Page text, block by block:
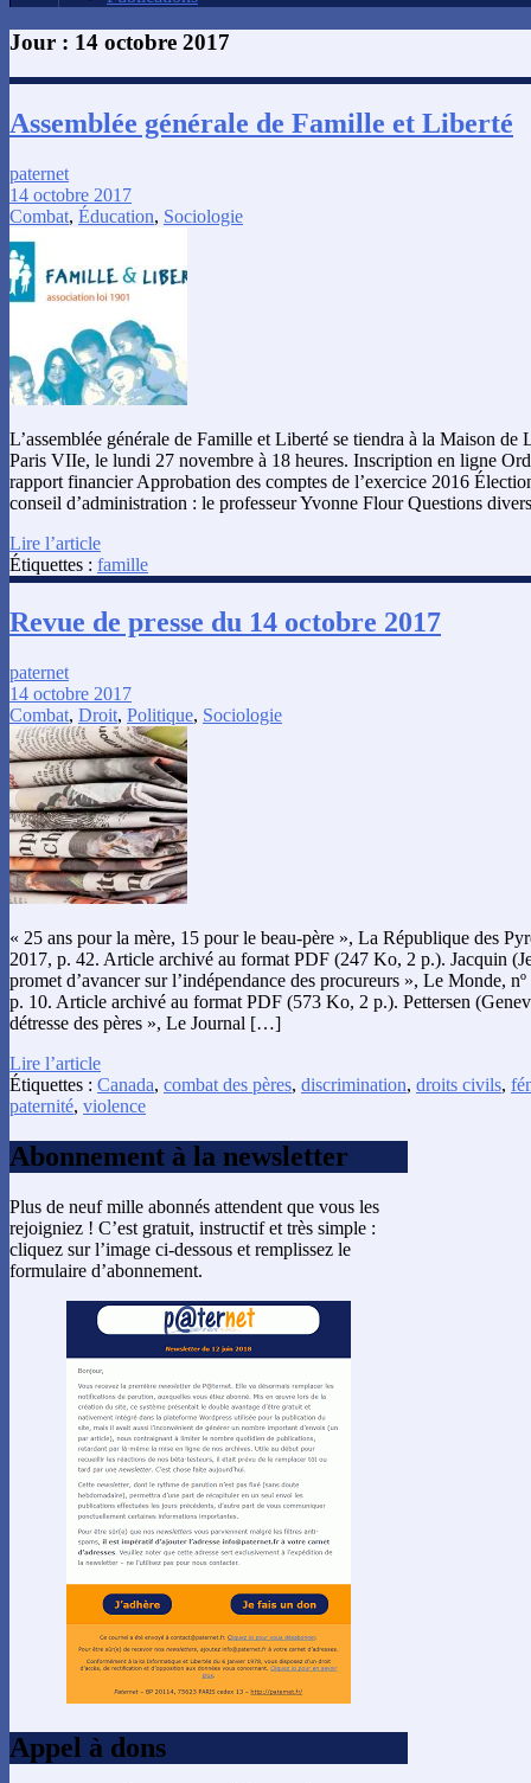
Jour : 14 octobre 2017
Assemblée générale de Famille et Liberté
paternet
14 octobre 2017
Combat, Éducation, Sociologie
L’assemblée générale de Famille et Liberté se tiendra à la Maison de
Paris VIIe, le lundi 27 novembre à 18 heures. Inscription en ligne
rapport financier Approbation des comptes de l’exercice 2016
conseil d’administration : le professeur Yvonne Flour Questions
Lire l’article
Étiquettes : famille
Revue de presse du 14 octobre 2017
paternet
14 octobre 2017
Combat, Droit, Politique, Sociologie
« 25 ans pour la mère, 15 pour le beau-père », La République des
2017, p. 42. Article archivé au format PDF (247 Ko, 2 p.). Jacquin
promet d’avancer sur l’indépendance des procureurs », Le Monde,
p. 10. Article archivé au format PDF (573 Ko, 2 p.). Pettersen
détresse des pères », Le Journal […]
Lire l’article
Étiquettes : Canada, combat des pères, discrimination, droits civils,
paternité, violence
Abonnement à la newsletter
Plus de neuf mille abonnés attendent que vous les
rejoigniez ! C’est gratuit, instructif et très simple :
cliquez sur l’image ci-dessous et remplissez le
formulaire d’abonnement.
Appel à dons